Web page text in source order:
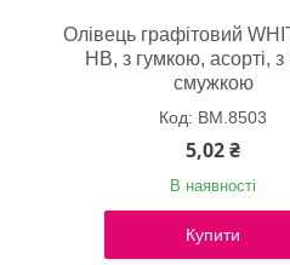
Олівець графітовий
НВ, з гумкою, асорті, з
смужкою
BM.8503
5,02 ₴
В наявності
Купити